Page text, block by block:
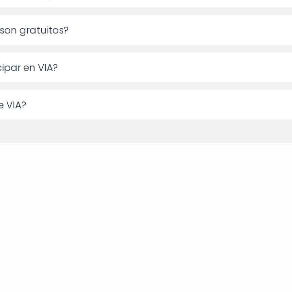
gratuitos?
en VIA?
VIA?